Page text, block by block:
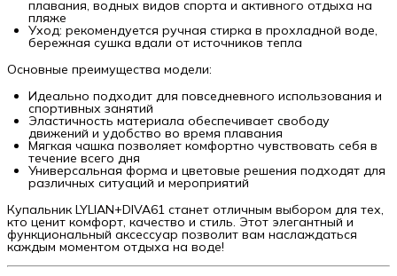
плавания, водных видов спорта и активного отдыха на
пляже
Уход: рекомендуется ручная стирка в прохладной воде,
бережная сушка вдали от источников тепла
Основные преимущества модели:
Идеально подходит для повседневного использования и
спортивных занятий
Эластичность материала обеспечивает свободу
движений и удобство во время плавания
Мягкая чашка позволяет комфортно чувствовать себя в
течение всего дня
Универсальная форма и цветовые решения подходят для
различных ситуаций и мероприятий
Купальник LYLIAN+DIVA61 станет отличным выбором для тех,
кто ценит комфорт, качество и стиль. Этот элегантный и
функциональный аксессуар позволит вам наслаждаться
каждым моментом отдыха на воде!